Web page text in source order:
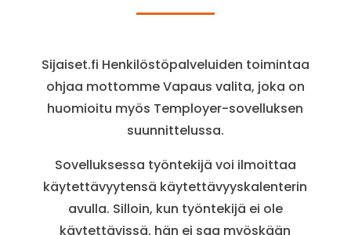
Sijaiset.fi Henkilöstöpalveluiden toimintaa
ohjaa mottomme Vapaus valita, joka on
huomioitu myös Temployer-sovelluksen
suunnittelussa.
Sovelluksessa työntekijä voi ilmoittaa
käytettävyytensä käytettävyyskalenterin
avulla. Silloin, kun työntekijä ei ole
käytettävissä, hän ei saa myöskään